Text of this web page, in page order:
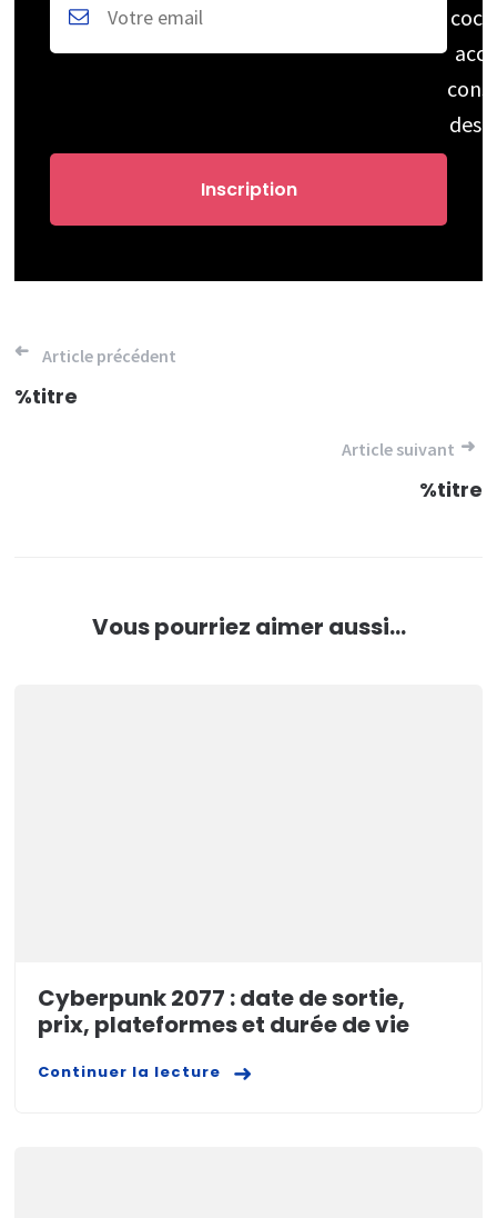
des
Navigation
de
Article précédent
%titre
Article suivant
%titre
Vous pourriez aimer aussi...
Cyberpunk 2077 : date de sortie,
prix, plateformes et durée de vie
Continuer la lecture